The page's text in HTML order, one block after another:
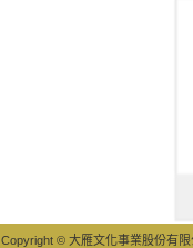
Copyright © 大雁文化事業股份有